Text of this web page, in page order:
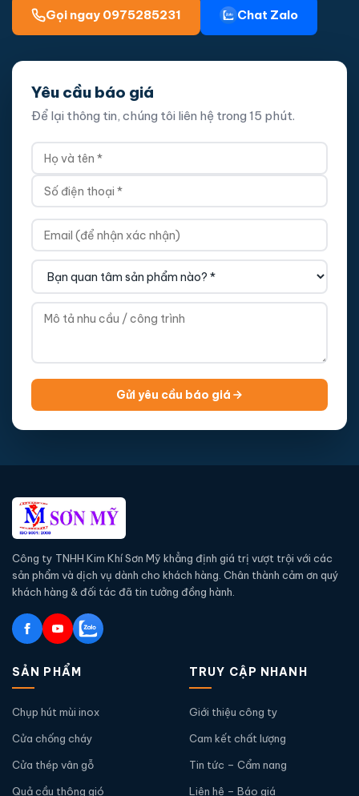
Gọi ngay 0975285231 Chat Zalo
Yêu cầu báo giá
Để lại thông tin, chúng tôi liên hệ trong 15 phút.
Gửi yêu cầu báo giá
Công ty TNHH Kim Khí Sơn Mỹ khẳng định giá trị vượt trội với các
sản phẩm và dịch vụ dành cho khách hàng. Chân thành cảm ơn quý
khách hàng & đối tác đã tin tưởng đồng hành.
SẢN PHẨM
Chụp hút mùi inox
Cửa chống cháy
Cửa thép vân gỗ
Quả cầu thông gió
TRUY CẬP NHANH
Giới thiệu công ty
Cam kết chất lượng
Tin tức – Cẩm nang
Liên hệ – Báo giá